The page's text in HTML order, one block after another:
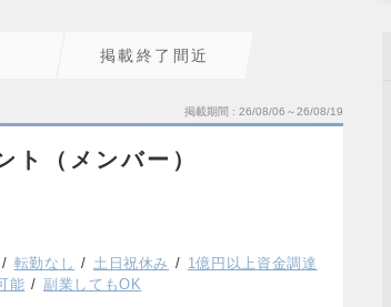
掲載終了間近
掲載期間 26/08/06～26/08/19
ト（メンバー）
転勤なし 土日祝休み
1億円以上資金調達
能 副業してもOK